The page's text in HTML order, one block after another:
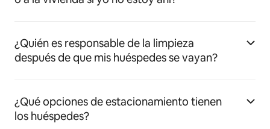
¿Quién es responsable de la limpieza
después de que mis huéspedes se vayan?
¿Qué opciones de estacionamiento tienen
los huéspedes?